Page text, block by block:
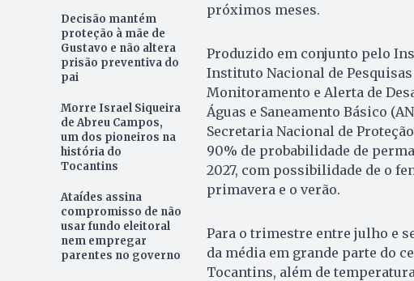
Decisão mantém
proteção à mãe de
Gustavo e não altera
prisão preventiva do
pai
Morre Israel Siqueira
de Abreu Campos,
um dos pioneiros na
história do
Tocantins
Ataídes assina
compromisso de não
usar fundo eleitoral
nem empregar
parentes no governo
próximos meses.
Produzido em conjunto pelo
Instituto Nacional de
Monitoramento e Alerta de
Águas e Saneamento Básico
Secretaria Nacional de
90% de probabilidade de
2027, com possibilidade de o
primavera e o verão.
Para o trimestre entre julho e
da média em grande parte do
Tocantins, além de